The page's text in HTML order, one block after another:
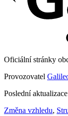
Oficiální stránky
Provozovatel
Poslední
Změna vzhledu,